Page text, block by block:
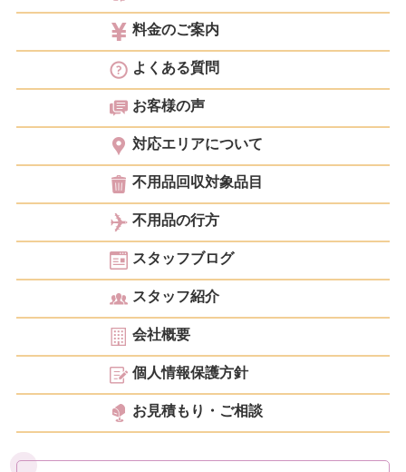
料金のご案内
よくある質問
お客様の声
対応エリアについて
不用品回収対象品目
不用品の行方
スタッフブログ
スタッフ紹介
会社概要
個人情報保護方針
お見積もり・ご相談